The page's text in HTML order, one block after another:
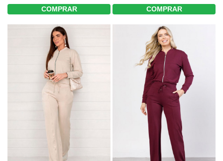
COMPRAR COMPRAR